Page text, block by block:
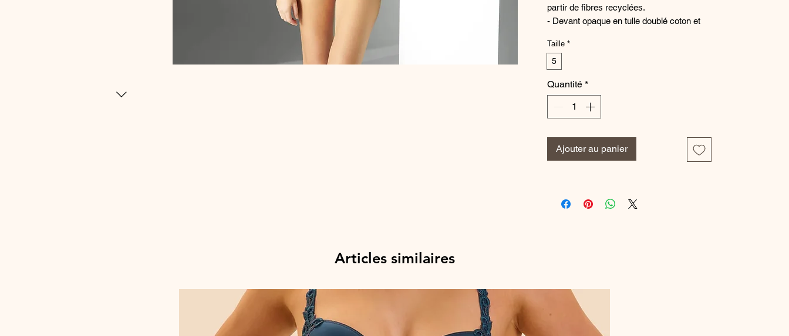
partir de fibres recyclées.
- Devant opaque en tulle doublé coton et
- Dos en maille finitions clean cut sans
coutures pour un porter invisible.
Ligne éco-responsable SIMONE CARES :
Les fils de la broderie de cette ligne
de polyamide recyclé issu de chutes de
production.
Taille *
5
Quantité *
Ajouter au panier
Articles similaires